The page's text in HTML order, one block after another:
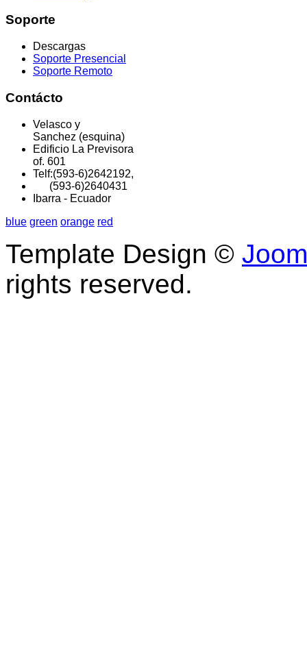
Soporte
Descargas
Soporte Presencial
Soporte Remoto
Contácto
Velasco y
Sanchez (esquina)
Edificio La Previsora
of. 601
Telf:(593-6)2642192,
(593-6)2640431
Ibarra - Ecuador
blue green orange red
Template Design ©
rights reserved.